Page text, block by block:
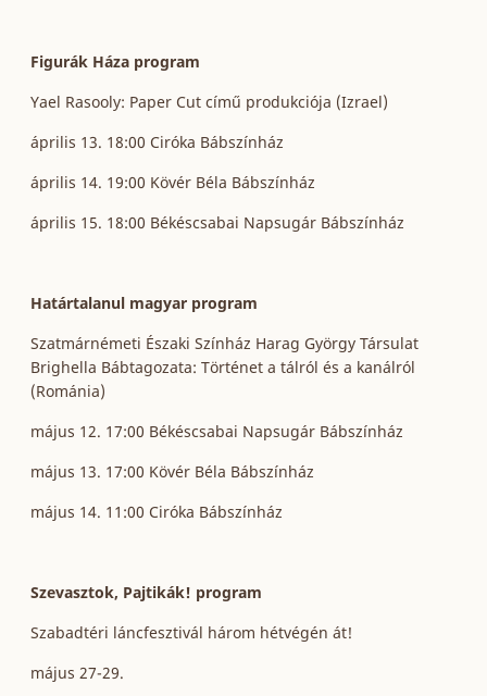
Figurák Háza program
Yael Rasooly: Paper Cut című produkciója (Izrael)
április 13. 18:00 Ciróka Bábszínház
április 14. 19:00 Kövér Béla Bábszínház
április 15. 18:00 Békéscsabai Napsugár Bábszínház
Határtalanul magyar program
Szatmárnémeti Északi Színház Harag György Társulat
Brighella Bábtagozata: Történet a tálról és a kanálról
(Románia)
május 12. 17:00 Békéscsabai Napsugár Bábszínház
május 13. 17:00 Kövér Béla Bábszínház
május 14. 11:00 Ciróka Bábszínház
Szevasztok, Pajtikák! program
Szabadtéri láncfesztivál három hétvégén át!
május 27-29.